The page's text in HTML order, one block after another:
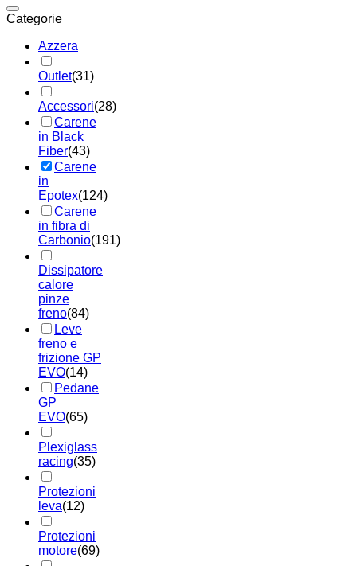
Categorie
Azzera
Outlet(31)
Accessori(28)
Carene
in Black
Fiber(43)
Carene
in
Epotex(124)
Carene
in fibra di
Carbonio(191)
Dissipatore
calore
pinze
freno(84)
Leve
freno e
frizione GP
EVO(14)
Pedane
GP
EVO(65)
Plexiglass
racing(35)
Protezioni
leva(12)
Protezioni
motore(69)